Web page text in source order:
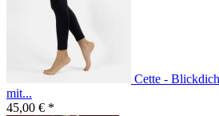
Cette -
mit...
45,00 € *